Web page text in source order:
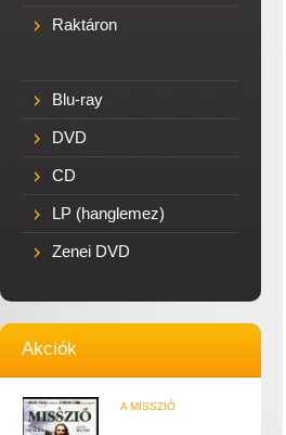
Raktáron
Blu-ray
DVD
CD
LP (hanglemez)
Zenei DVD
Akciók
A MISSZIÓ